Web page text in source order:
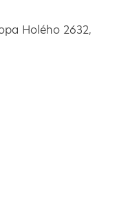
Holého 2632,